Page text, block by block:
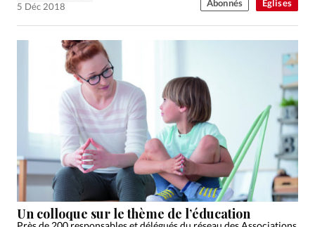
Eglises
5 Déc 2018
Abonnés
Un colloque sur le thème de l’éducation